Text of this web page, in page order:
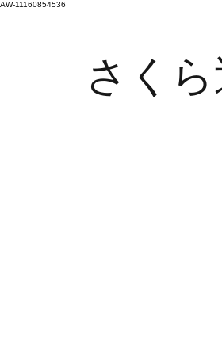
AW-11160854536
さく